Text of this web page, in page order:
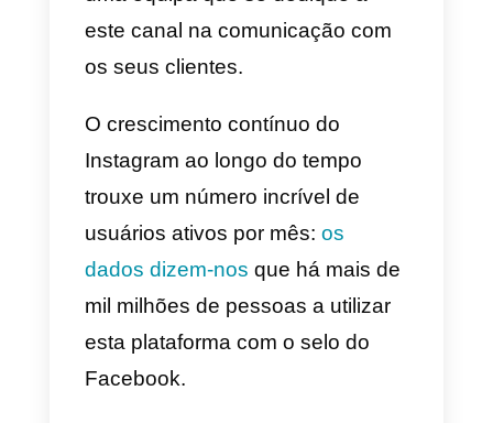
como muda a plataforma de
mensagens Instagram com a
Direct, o que é possível fazer
isso e como podem as empresas
desfrutar de tal recurso para gerir
uma equipa que se dedique a
este canal na comunicação com
os seus clientes.